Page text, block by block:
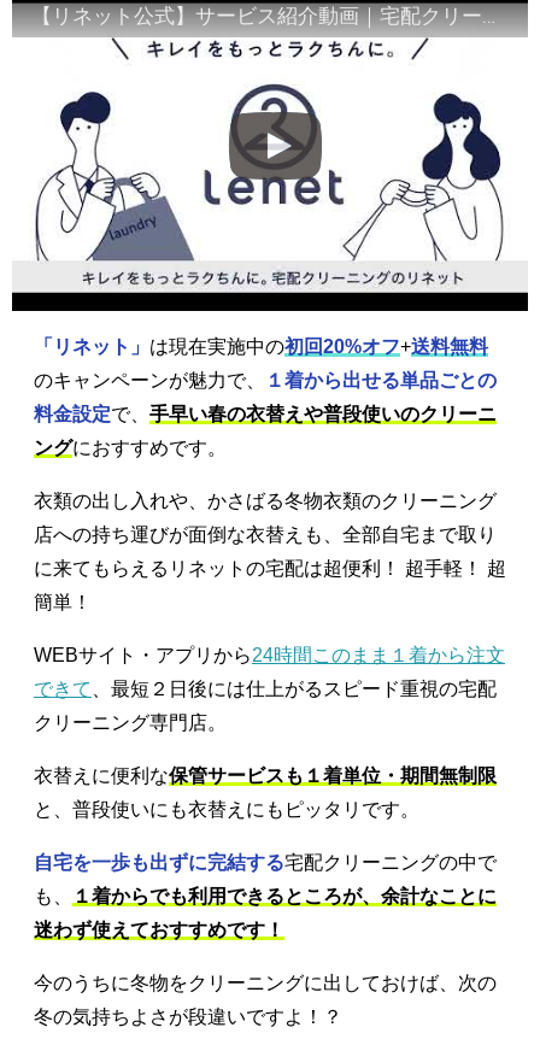
【リネット公式】サービス紹介動画｜宅配クリーニング
「リネット」 は現在実施中の初回20%オフ+送料無料
のキャンペーンが魅力で、
１着から出せる単品ごとの
料金設定で、 手早い春の衣替えや普段使いのクリーニ
ングにおすすめです。
衣類の出し入れや、かさばる冬物衣類のクリーニング
店への持ち運びが面倒な衣替えも、全部自宅まで取り
に来てもらえるリネットの宅配は超便利！ 超手軽！ 超
簡単！
WEBサイト・アプリから24時間このまま１着から注文
できて
、最短２日後には仕上がるスピード重視の宅配
クリーニング専門店。
衣替えに便利な保管サービスも１着単位・期間無制限
と、普段使いにも衣替えにもピッタリです。
自宅を一歩も出ずに完結する宅配クリーニングの中で
も、
１着からでも利用できるところが、余計なことに
迷わず使えておすすめです！
今のうちに冬物をクリーニングに出しておけば、次の
冬の気持ちよさが段違いですよ！？